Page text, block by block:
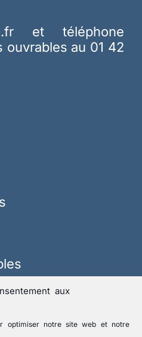
aux
optimiser notre site web et notre
et téléphone
au 01 42